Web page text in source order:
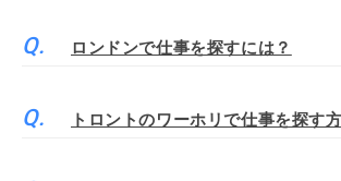
ロンドンで仕事を探すには？
トロントのワーホリで仕事を探す